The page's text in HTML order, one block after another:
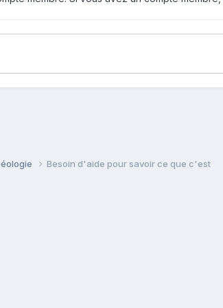
Besoin d'aide pour savoir ce que c'est